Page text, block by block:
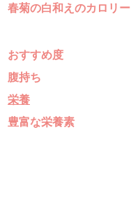
春菊の白和えのカロリー
おすすめ度
腹持ち
栄養
豊富な栄養素